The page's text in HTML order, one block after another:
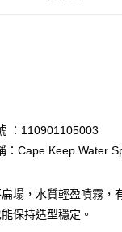
：110901105003
：Cape Keep Water
塌，水質輕盈噴霧，
保持造型穩定。